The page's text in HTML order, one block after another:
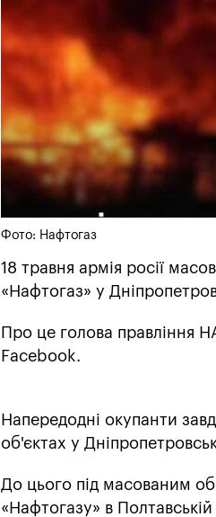
Фото: Нафтогаз
18 травня армія росії
«Нафтогаз» у
Про це голова правління
Facebook.
Напередодні окупанти
об'єктах у
До цього під масованим
«Нафтогазу» в